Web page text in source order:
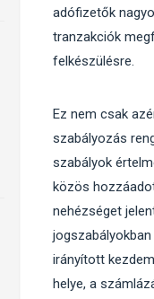
adófizetők
tranzakciók
felkészülésre.
Ez nem csak
szabályozás
szabályok
közös
nehézséget
irányított
helye, a